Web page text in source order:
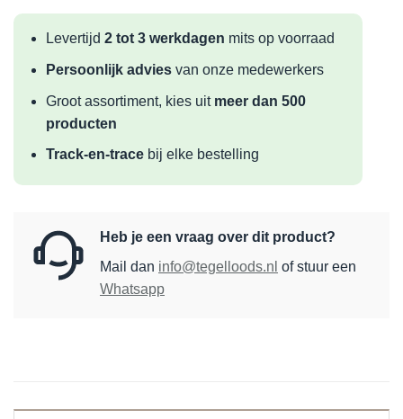
Levertijd 2 tot 3 werkdagen mits op voorraad
Persoonlijk adviesvan onze medewerkers
Groot assortiment, kies uit meer dan 500
producten
Track-en-tracebij elke bestelling
Heb je een vraag over dit product?
Mail dan info@tegelloods.nl of stuur een
Whatsapp